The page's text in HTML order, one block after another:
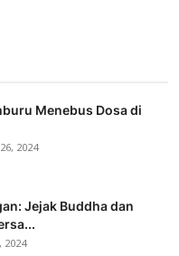
Menebus Dosa di
2024
Jejak Buddha dan
2024